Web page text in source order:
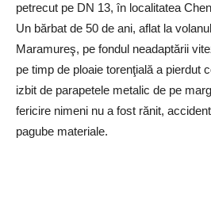
petrecut pe DN 13, în localitatea
Un bărbat de 50 de ani, aflat la
Maramureş, pe fondul neadaptării
pe timp de ploaie torenţială a pierdut
izbit de parapetele metalic de pe
fericire nimeni nu a fost rănit,
pagube materiale.